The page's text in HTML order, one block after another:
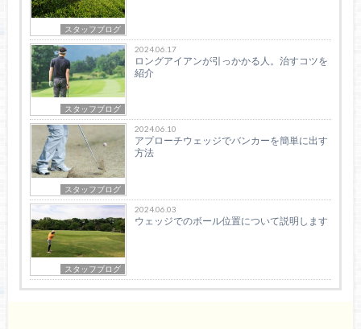
スタッフブログ
スタッフブログ
2024.06.17
ロングアイアンが引っかかる人。治すコツを
紹介
スタッフブログ
2024.06.10
アプローチウェッジでバンカーを簡単に出す
方法
スタッフブログ
2024.06.03
ウェッジでのボール位置について説明します